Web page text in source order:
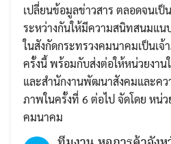
เปลี่ยนข้อมูลข่าวสาร ตลอดจนเ
ระหว่างกันให้มีความสนิทสนมแน
ในสังกัดกระทรวงคมนาคมเป็นเจ้
ครั้งนี้ พร้อมกับส่งต่อให้หน่วยงาน
และสำนักงานพัฒนาสังคมและคว
ภาพในครั้งที่ 6 ต่อไป จัดโดย หน่ว
คมนาคม